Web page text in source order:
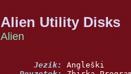
Alien Utility Disks
Alien
       Jezik: